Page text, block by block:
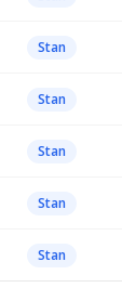
Stan
Stan
Stan
Stan
Stan